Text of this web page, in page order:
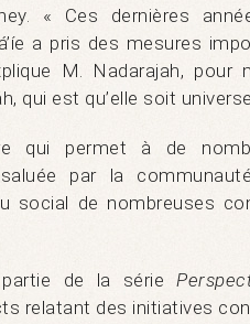
« Ces dernières
a pris des mesures
M. Nadarajah, pour
qui est qu’elle soit
qui permet à de
par la
social de nombreuses
de la série
relatant des initiatives